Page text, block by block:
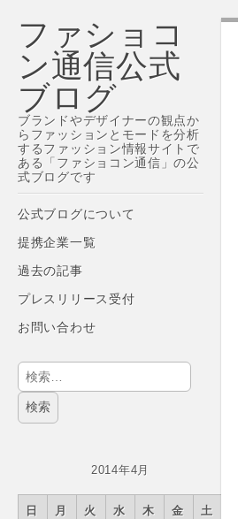
ファショコ
ン通信公式
ブログ
ブランドやデザイナーの観点か
らファッションとモードを分析
するファッション情報サイトで
ある「ファショコン通信」の公
式ブログです
Main
menu
Skip
content
公式ブログについて
提携企業一覧
過去の記事
プレスリリース受付
お問い合わせ
検
索:
2014年4月
日 月 火 水 木 金 土